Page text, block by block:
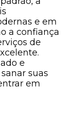
e em
a confiança
de
e
suas
em